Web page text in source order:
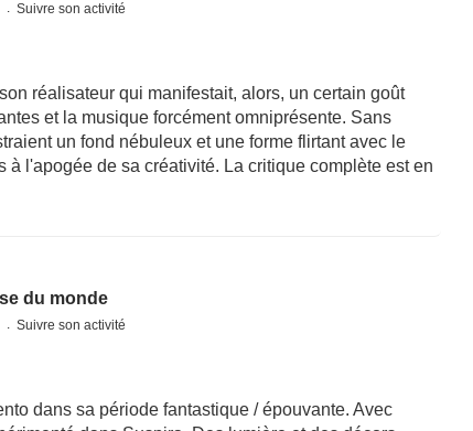
Suivre son activité
réalisateur qui manifestait, alors, un certain goût
et la musique forcément omniprésente. Sans
un fond nébuleux et une forme flirtant avec le
à l'apogée de sa créativité. La critique complète est en
du monde
Suivre son activité
dans sa période fantastique / épouvante. Avec